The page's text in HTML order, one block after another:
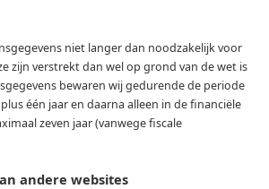
niet langer dan noodzakelijk voor
zijn verstrekt dan wel op grond van de wet is
bewaren wij gedurende de periode
één jaar en daarna alleen in de financiële
zeven jaar (vanwege fiscale
andere websites